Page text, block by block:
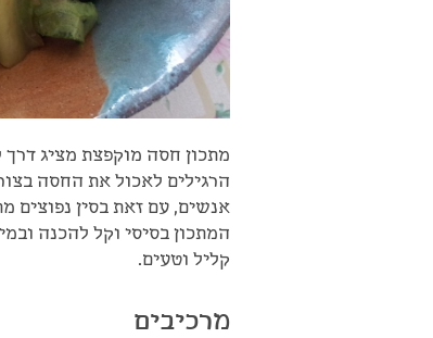
מתכון חסה מוקפצת מציג
הרגילים לאכול את החסה
אנשים, עם זאת בסין נפוצים
המתכון בסיסי וקל להכנה
קליל וטעים.
מרכיבים